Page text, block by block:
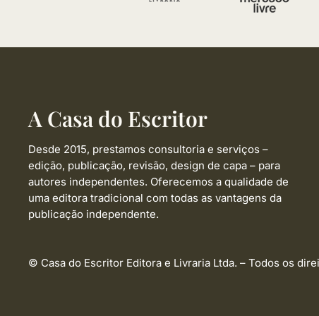
A Casa do Escritor
Desde 2015, prestamos consultoria e serviços –
edição, publicação, revisão, design de capa – para
autores independentes. Oferecemos a qualidade de
uma editora tradicional com todas as vantagens da
publicação independente.
© Casa do Escritor Editora e Livraria Ltda. – Todos os